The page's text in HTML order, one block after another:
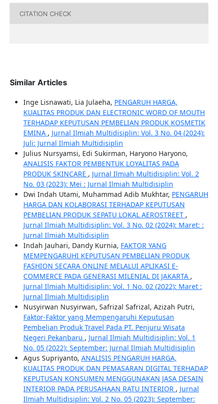
CITATION CHECK
Similar Articles
Inge Lisnawati, Lia Julaeha, PENGARUH HARGA,
KUALITAS PRODUK DAN ELECTRONIC WORD OF MOUTH
TERHADAP KEPUTUSAN PEMBELIAN PRODUK KOSMETIK
EMINA , Jurnal Ilmiah Multidisiplin: Vol. 3 No. 04 (2024):
Juli: Jurnal Ilmiah Multidisiplin
Julius Nursyamsi, Edi Sukirman, Haryono Haryono,
ANALISIS FAKTOR PEMBENTUK LOYALITAS PADA
PRODUK SKINCARE , Jurnal Ilmiah Multidisiplin: Vol. 2
No. 03 (2023): Mei : Jurnal Ilmiah Multidisiplin
Dwi Indah Utami, Muhammad Adib Mukhtar, PENGARUH
HARGA DAN KOLABORASI TERHADAP KEPUTUSAN
PEMBELIAN PRODUK SEPATU LOKAL AEROSTREET ,
Jurnal Ilmiah Multidisiplin: Vol. 3 No. 02 (2024): Maret: :
Jurnal Ilmiah Multidisiplin
Indah Jauhari, Dandy Kurnia, FAKTOR YANG
MEMPENGARUHI KEPUTUSAN PEMBELIAN PRODUK
FASHION SECARA ONLINE MELALUI APLIKASI E-
COMMERCE PADA GENERASI MILENIAL DI JAKARTA ,
Jurnal Ilmiah Multidisiplin: Vol. 1 No. 02 (2022): Maret :
Jurnal Ilmiah Multidisiplin
Nusyirwan Nusyirwan, Safrizal Safrizal, Azizah Putri,
Faktor-Faktor yang Mempengaruhi Keputusan
Pembelian Produk Travel Pada PT. Penjuru Wisata
Negeri Pekanbaru , Jurnal Ilmiah Multidisiplin: Vol. 1
No. 05 (2022): September: Jurnal Ilmiah Multidisiplin
Agus Supriyanto, ANALISIS PENGARUH HARGA,
KUALITAS PRODUK DAN PEMASARAN DIGITAL TERHADAP
KEPUTUSAN KONSUMEN MENGGUNAKAN JASA DESAIN
INTERIOR PADA PERUSAHAAN RATU INTERIOR , Jurnal
Ilmiah Multidisiplin: Vol. 2 No. 05 (2023): September: